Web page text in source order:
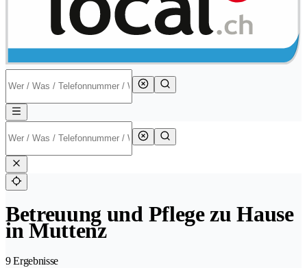
Betreuung und Pflege zu Hause
in Muttenz
9 Ergebnisse